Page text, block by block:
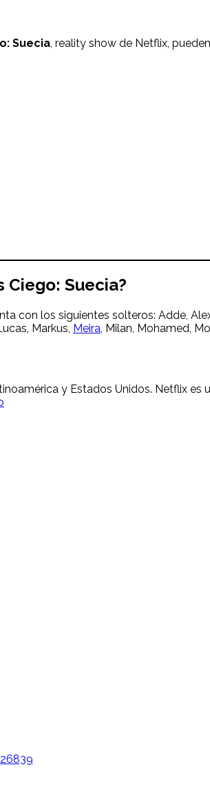
Suecia, reality show de Netflix,
Ciego: Suecia?
con los siguientes solteros: Adde,
Markus, Meira, Milan, Mohamed,
y Estados Unidos. Netflix es